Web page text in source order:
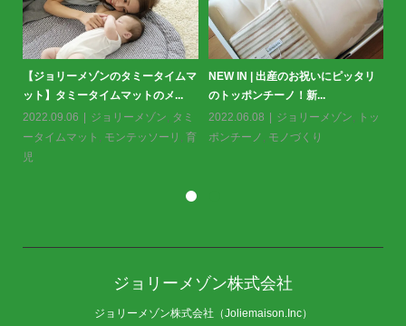
ジョリーメゾンの中綿もGOTS認
証！？
2022.10.18
ジョリーメゾン
布川愛子さんの描くジョリーメゾン
のパッケージ
2022.10.03
お知らせ,ジョリーメ
ゾン,モノづくり
ジョリーメゾン株式会社
ジョリーメゾン株式会社（Joliemaison.Inc）